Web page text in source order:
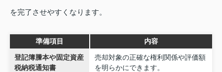
を完了させやすくなります。
準備項目 内容
登記簿謄本や固定資産
税納税通知書
売却対象の正確な権利関係や評価額
を明らかにできます。